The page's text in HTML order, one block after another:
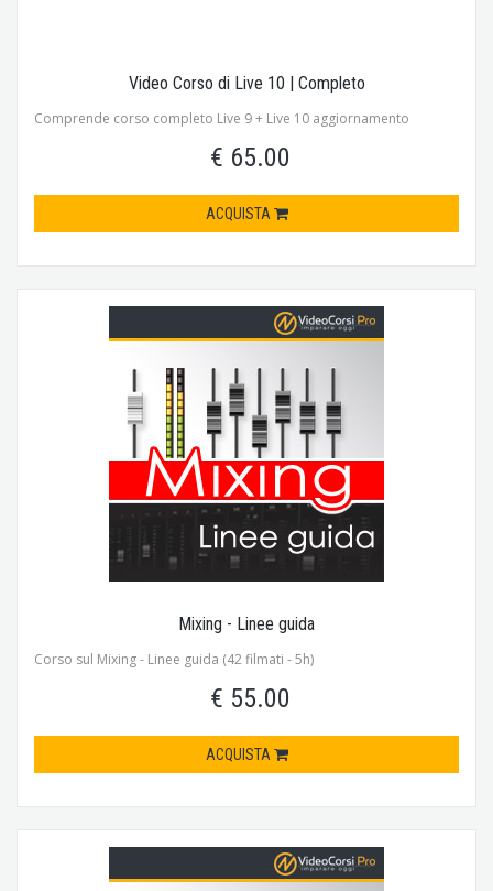
Video Corso di Live 10 | Completo
Comprende corso completo Live 9 + Live 10 aggiornamento
€ 65.00
ACQUISTA
Mixing - Linee guida
Corso sul Mixing - Linee guida (42 filmati - 5h)
€ 55.00
ACQUISTA